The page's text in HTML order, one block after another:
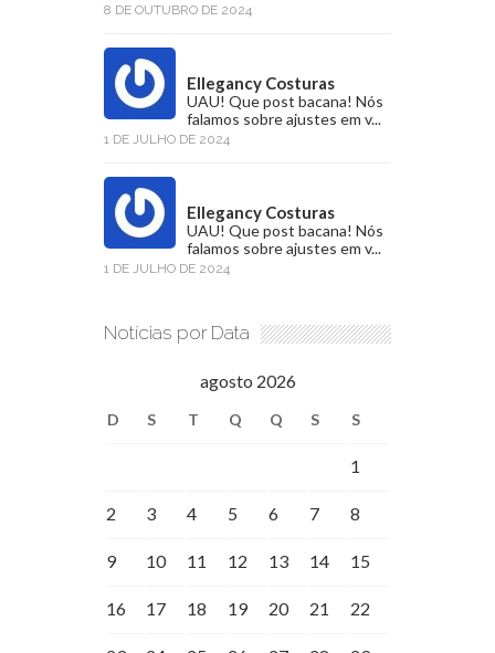
8 DE OUTUBRO DE 2024
Ellegancy Costuras
UAU! Que post bacana! Nós
falamos sobre ajustes em v...
1 DE JULHO DE 2024
Ellegancy Costuras
UAU! Que post bacana! Nós
falamos sobre ajustes em v...
1 DE JULHO DE 2024
Notícias por Data
agosto 2026
D S T Q Q S S
1
2 3 4 5 6 7 8
9 10 11 12 13 14 15
16 17 18 19 20 21 22